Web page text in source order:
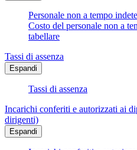
Personale non a tempo
Costo del personale non a
tabellare
Tassi di assenza
Espandi
Tassi di assenza
Incarichi conferiti e autorizzati ai
dirigenti)
Espandi